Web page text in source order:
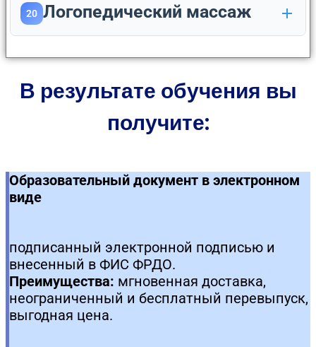
20 Логопедический массаж
В результате обучения вы
получите:
Образовательный документ в электронном
виде
подписанный электронной подписью и
внесенный в ФИС ФРДО.
Преимущества: мгновенная доставка,
неограниченный и бесплатный перевыпуск,
выгодная цена.